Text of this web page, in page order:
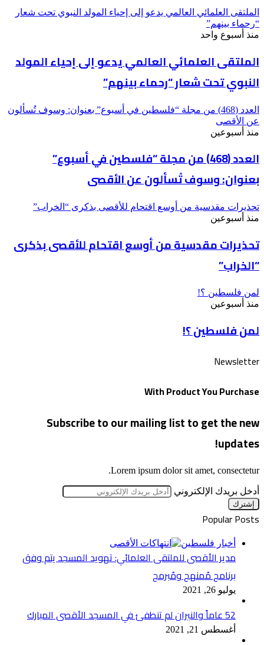
الملتقى العلمائي العالمي يدعو إلى إحياء المولد النبوي تحت شعار
“رحماء بينهم”
منذ أسبوع واحد
الملتقى العلمائي العالمي يدعو إلى إحياء المولد
النبوي تحت شعار “رحماء بينهم”
العدد (468) من مجلة “فلسطين في أسبوع” بعنوان: وسوف تُسألون
عن الأقصى
منذ أسبوعين
العدد (468) من مجلة “فلسطين في أسبوع”
بعنوان: وسوف تُسألون عن الأقصى
تحذيرات مقدسية من أوسع اقتحام للأقصى بذكرى “الخراب”
منذ أسبوعين
تحذيرات مقدسية من أوسع اقتحام للأقصى بذكرى
“الخراب”
لمن فلسطين ؟!
منذ أسبوعين
لمن فلسطين ؟!
Newsletter
With Product You Purchase
Subscribe to our mailing list to get the new
updates!
Lorem ipsum dolor sit amet, consectetur.
أدخل بريدك الإلكتروني
Popular Posts
أخبار فلسطين
مدير الأقصى للملتقى العلمائي: تهويد المسجد يتم وفق
برنامج مُمنهج ومُبرمج
يوليو 26, 2021
52 عاماً والنيران لم تنطفئ في المسجد الأقصى المبارك
أغسطس 21, 2021